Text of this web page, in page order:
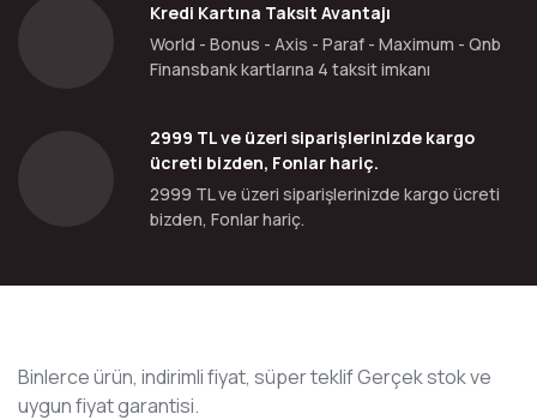
Kredi Kartına Taksit Avantajı
World - Bonus - Axis - Paraf - Maximum - Qnb
Finansbank kartlarına 4 taksit imkanı
2999 TL ve üzeri siparişlerinizde kargo
ücreti bizden, Fonlar hariç.
2999 TL ve üzeri siparişlerinizde kargo ücreti
bizden, Fonlar hariç.
Binlerce ürün, indirimli fiyat, süper teklif Gerçek stok ve
uygun fiyat garantisi.